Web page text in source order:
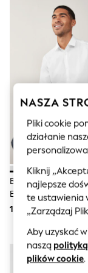
Men's
All
Bags &
Linen
Loafers
Polo
Sandals
Shirts
Shorts
T-Shirts
Vests
Boys
All
Ponchos
Polo
Rash
Sandals
Biały - Krój
Elegancka Koszula
Pojedynczym
133 zł
NASZA
Pliki cookie
działanie
Kliknij
najlepsze
te ustawienia
„Zarządzaj
Aby uzyskać
naszą
plików cookie.